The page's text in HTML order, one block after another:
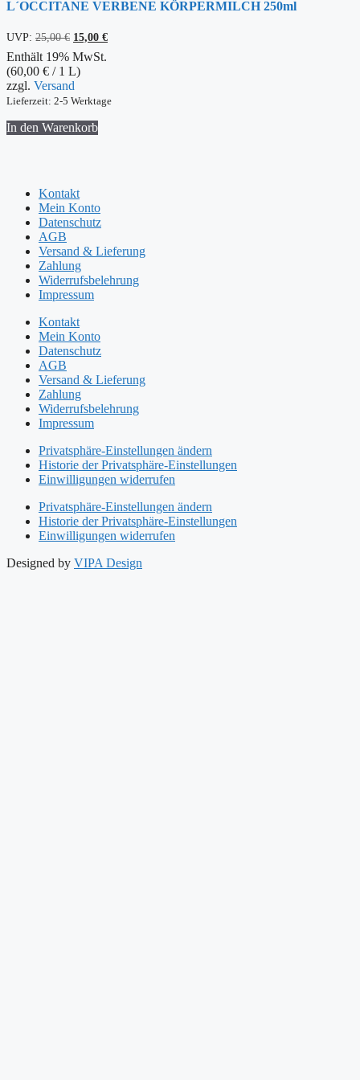
L´OCCITANE VERBENE KÖRPERMILCH 250ml
UVP: 25,00€ Ursprünglicher
Preis
war:
25,00 €
15,00 €Aktueller
Enthält 19% MwSt.
(60,00 € / 1 L)
zzgl. Versand
Lieferzeit: 2-5 Werktage
In den Warenkorb
Kontakt
Mein Konto
Datenschutz
AGB
Versand & Lieferung
Zahlung
Widerrufsbelehrung
Impressum
Kontakt
Mein Konto
Datenschutz
AGB
Versand & Lieferung
Zahlung
Widerrufsbelehrung
Impressum
Privatsphäre-Einstellungen ändern
Historie der Privatsphäre-Einstellungen
Einwilligungen widerrufen
Privatsphäre-Einstellungen ändern
Historie der Privatsphäre-Einstellungen
Einwilligungen widerrufen
Designed by VIPA Design